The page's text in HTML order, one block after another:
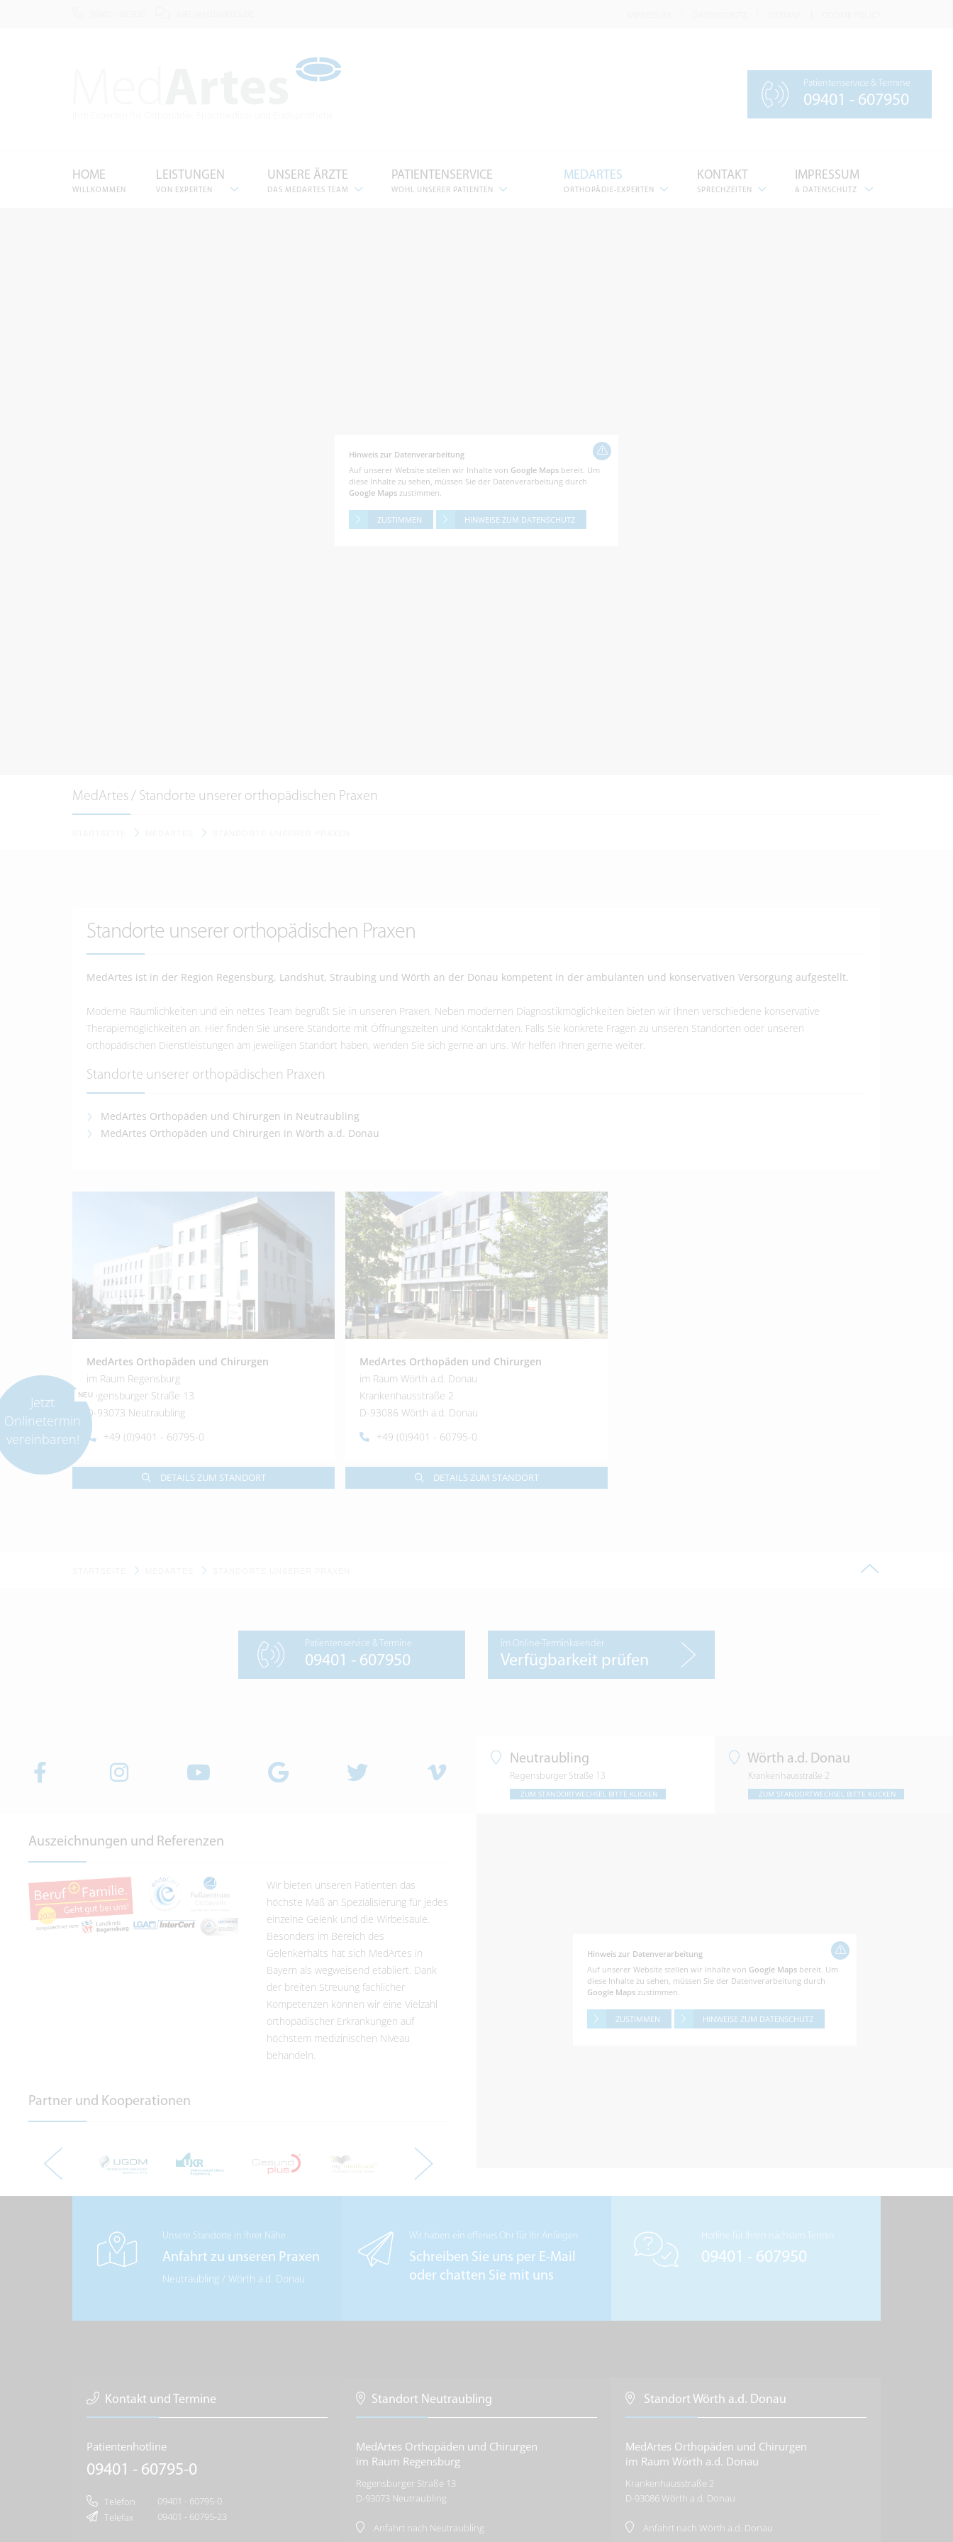
Patientenservice & Termine
09401 - 607950
HOME
WILLKOMMEN
LEISTUNGEN
VON EXPERTEN
UNSERE ÄRZTE
DAS MEDARTES TEAM
PATIENTENSERVICE
WOHL UNSERER PATIENTEN
IMPRESSUM
& DATENSCHUTZ
KONTAKT
SPRECHZEITEN
MEDARTES
ORTHOPÄDIE-EXPERTEN
Hinweis zur Datenverarbeitung
Auf unserer Website stellen wir Inhalte von Google Maps bereit. Um
diese Inhalte zu sehen, müssen Sie der Datenverarbeitung durch
Google Maps zustimmen.
ZUSTIMMEN HINWEISE ZUM DATENSCHUTZ
MedArtes / Standorte unserer orthopädischen Praxen
Standorte unserer orthopädischen Praxen
MedArtes ist in der Region Regensburg, Landshut, Straubing und Wörth an der Donau kompetent in der ambulanten und konservativen Versorgung aufgestellt.
Moderne Räumlichkeiten und ein nettes Team begrüßt Sie in unseren Praxen. Neben modernen Diagnostikmöglichkeiten bieten wir Ihnen verschiedene konservative
Therapiemöglichkeiten an. Hier finden Sie unsere Standorte mit Öffnungszeiten und Kontaktdaten. Falls Sie konkrete Fragen zu unseren Standorten oder unseren
orthopädischen Dienstleistungen am jeweiligen Standort haben, wenden Sie sich gerne an uns. Wir helfen Ihnen gerne weiter.
Standorte unserer orthopädischen Praxen
MedArtes Orthopäden und Chirurgen in Neutraubling
MedArtes Orthopäden und Chirurgen in Wörth a.d. Donau
MedArtes Orthopäden und Chirurgen
im Raum Regensburg
Regensburger Straße 13
D-93073 Neutraubling
+49 (0)9401 - 60795-0
DETAILS ZUM STANDORT
MedArtes Orthopäden und Chirurgen
im Raum Wörth a.d. Donau
Krankenhausstraße 2
D-93086 Wörth a.d. Donau
+49 (0)9401 - 60795-0
DETAILS ZUM STANDORT
Patientenservice & Termine
09401 - 607950
im Online-Terminkalender
Verfügbarkeit prüfen
Auszeichnungen und Referenzen
Wir bieten unseren Patienten das
höchste Maß an Spezialisierung für jedes
einzelne Gelenk und die Wirbelsäule.
Besonders im Bereich des
Gelenkerhalts hat sich MedArtes in
Bayern als wegweisend etabliert. Dank
der breiten Streuung fachlicher
Kompetenzen können wir eine Vielzahl
orthopädischer Erkrankungen auf
höchstem medizinischen Niveau
behandeln.
Partner und Kooperationen
Neutraubling
Regensburger Straße 13
ZUM STANDORTWECHSEL BITTE KLICKEN
Wörth a.d. Donau
Krankenhausstraße 2
ZUM STANDORTWECHSEL BITTE KLICKEN
Hinweis zur Datenverarbeitung
Auf unserer Website stellen wir Inhalte von Google Maps bereit. Um
diese Inhalte zu sehen, müssen Sie der Datenverarbeitung durch
Google Maps zustimmen.
ZUSTIMMEN HINWEISE ZUM DATENSCHUTZ
Unsere Standorte in Ihrer Nähe
Anfahrt zu unseren Praxen
Neutraubling/ Wörth a.d. Donau
Wir haben ein offenes Ohr für Ihr Anliegen
Schreiben Sie uns per E-Mail
oder chatten Sie mit uns
Hotline für Ihren nächsten Termin
09401 - 607950
Kontakt und Termine
Patientenhotline
09401 - 60795-0
Telefon
09401 - 60795-0
Telefax
09401 - 60795-23
Standort Neutraubling
MedArtes Orthopäden und Chirurgen
im Raum Regensburg
Regensburger Straße 13
D-93073 Neutraubling
Anfahrt nach Neutraubling
Standort Wörth a.d. Donau
MedArtes Orthopäden und Chirurgen
im Raum Wörth a.d. Donau
Krankenhausstraße 2
D-93086Wörth a.d. Donau
Anfahrt nach Wörth a.d. Donau
NEU
Jetzt
Onlinetermin
vereinbaren!